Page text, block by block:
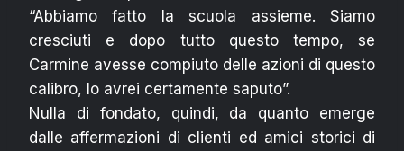
“Abbiamo fatto la scuola assieme. Siamo
cresciuti e dopo tutto questo tempo, se
Carmine avesse compiuto delle azioni di questo
calibro, lo avrei certamente saputo”.
Nulla di fondato, quindi, da quanto emerge
dalle affermazioni di clienti ed amici storici di